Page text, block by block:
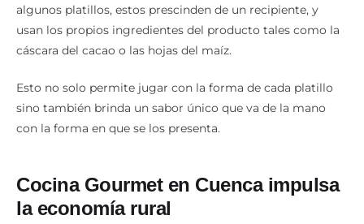
algunos platillos, estos prescinden de un recipiente, y
usan los propios ingredientes del producto tales como la
cáscara del cacao o las hojas del maíz.
Esto no solo permite jugar con la forma de cada platillo
sino también brinda un sabor único que va de la mano
con la forma en que se los presenta.
Cocina Gourmet en Cuenca impulsa
la economía rural